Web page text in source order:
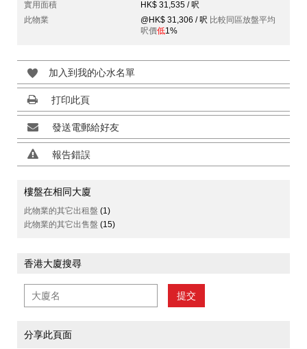
實用面積
HK$ 31,535 / 呎
此物業
@HK$ 31,306 / 呎 比較同區放盤平均
呎價低1%
加入到我的心水名單
打印此頁
發送電郵給好友
報告錯誤
樓盤在相同大廈
此物業的其它出租盤 (1)
此物業的其它出售盤 (15)
香港大廈搜尋
提交
分享此頁面